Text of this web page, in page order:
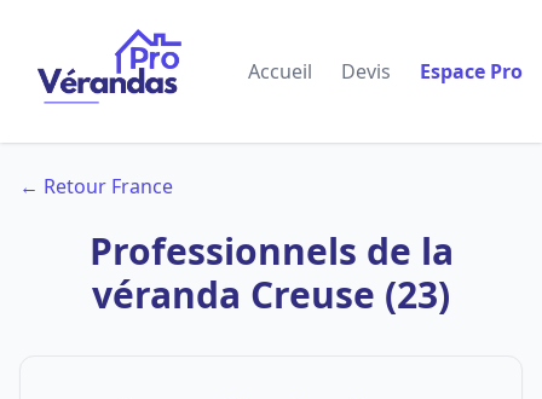
Accueil Devis Espace Pro
← Retour France
Professionnels de la
véranda Creuse (23)